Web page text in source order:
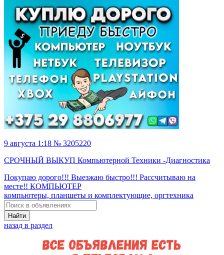
9 августа 1:18 № 3205220
СРОЧНЫЙ ВЫКУП Компьютерной Техники -Диагностика
Покупаю дорого!!! Выезжаю быстро!!! Рассчитываю на
месте!! КОМПЬЮТЕР
компьютеры, планшеты и комплектующие, оргтехника
Найти
назад в раздел